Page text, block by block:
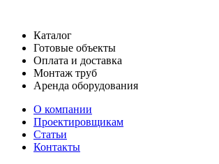
Каталог
Готовые объекты
Оплата и доставка
Монтаж труб
Аренда оборудования
О компании
Проектировщикам
Статьи
Контакты